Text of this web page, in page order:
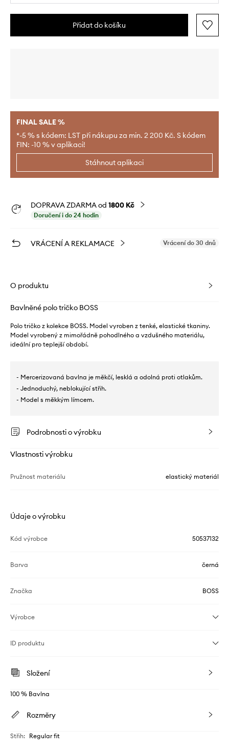
Přidat do košíku
FINAL SALE %
*-5 % s kódem: LST při nákupu za min. 2 200 Kč. S kódem
FIN: -10 % v aplikaci!
Stáhnout aplikaci
DOPRAVA ZDARMA od 1800 Kč
Doručení i do 24 hodin
VRÁCENÍ A REKLAMACE Vrácení do 30 dnů
O produktu
Bavlněné polo tričko BOSS
Polo tričko z kolekce BOSS. Model vyroben z tenké, elastické tkaniny.
Model vyrobený z mimořádně pohodlného a vzdušného materiálu,
ideální pro teplejší období.
- Mercerizovaná bavlna je měkčí, lesklá a odolná proti otlakům.
- Jednoduchý, neblokující střih.
- Model s měkkým límcem.
Podrobnosti o výrobku
Vlastnosti výrobku
Pružnost materiálu elastický materiál
Údaje o výrobku
Kód výrobce 50537132
Barva černá
Značka BOSS
Výrobce
ID produktu
Složení
100 % Bavlna
Rozměry
Střih: Regular fit